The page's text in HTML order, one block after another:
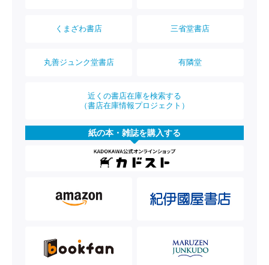
くまざわ書店 三省堂書店
丸善ジュンク堂書店 有隣堂
近くの書店在庫を検索する
（書店在庫情報プロジェクト）
紙の本・雑誌を購入する